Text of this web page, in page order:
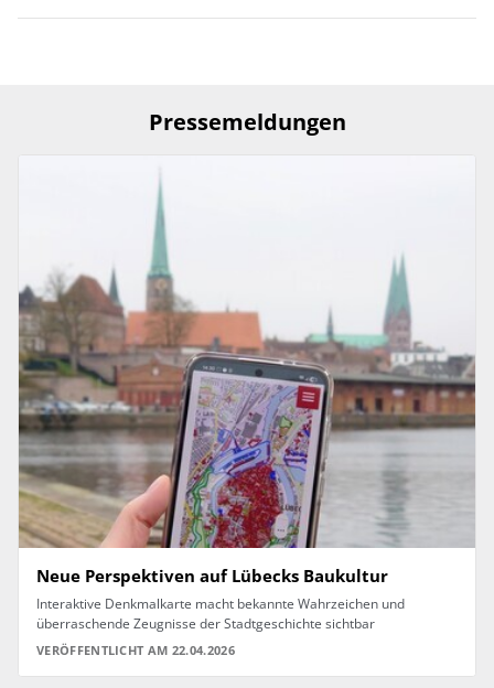
Pressemeldungen
Neue Perspektiven auf Lübecks Baukultur
Interaktive Denkmalkarte macht bekannte Wahrzeichen und
überraschende Zeugnisse der Stadtgeschichte sichtbar
VERÖFFENTLICHT AM 22.04.2026